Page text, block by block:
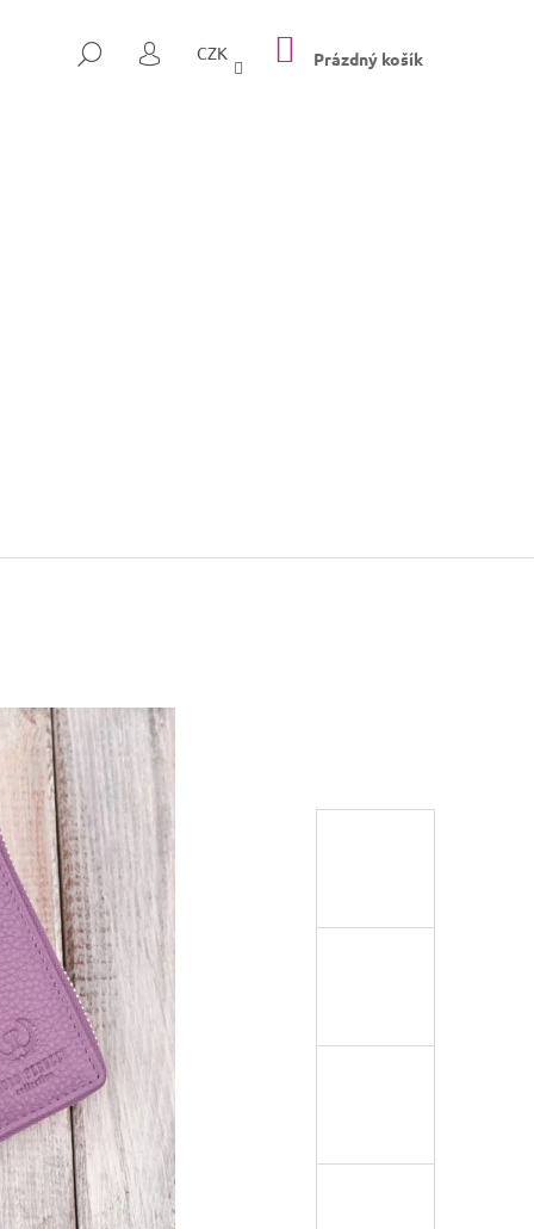
HLEDAT
PŘIHLÁŠENÍ
CZK NÁKUPNÍ
KOŠÍK
Prázdný košík